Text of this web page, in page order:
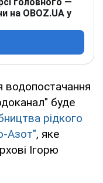
на OBOZ.UA у
водопостачання
буде
рідкого
Азот", яке
Ігорю